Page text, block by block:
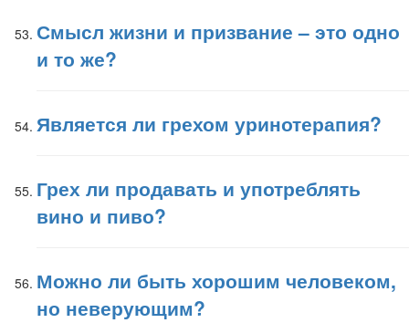
Смысл жизни и призвание – это одно
и то же?
Является ли грехом уринотерапия?
Грех ли продавать и употреблять
вино и пиво?
Можно ли быть хорошим человеком,
но неверующим?